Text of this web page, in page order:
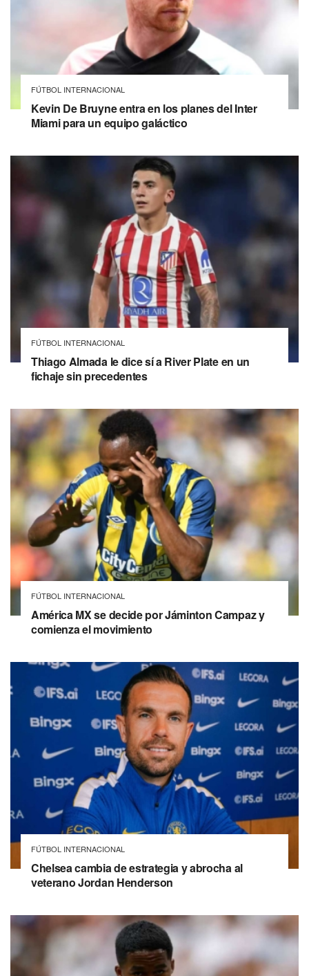
FÚTBOL INTERNACIONAL
Kevin De Bruyne entra en los planes del Inter
Miami para un equipo galáctico
FÚTBOL INTERNACIONAL
Thiago Almada le dice sí a River Plate en un
fichaje sin precedentes
FÚTBOL INTERNACIONAL
América MX se decide por Jáminton Campaz y
comienza el movimiento
FÚTBOL INTERNACIONAL
Chelsea cambia de estrategia y abrocha al
veterano Jordan Henderson